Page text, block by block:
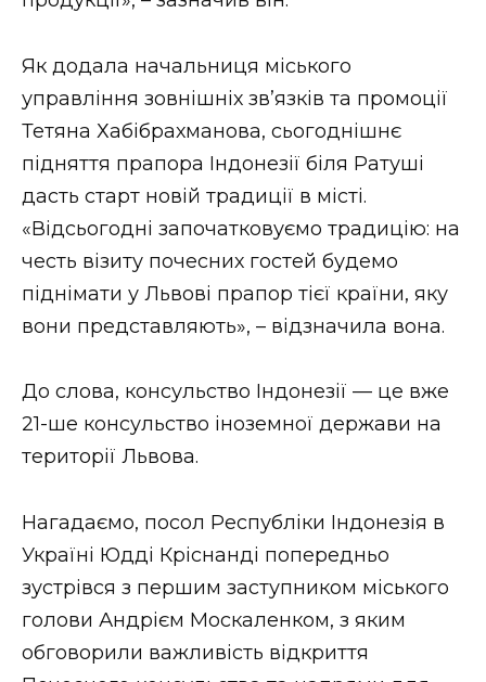
Як додала начальниця міського
управління зовнішніх зв’язків та промоції
Тетяна Хабібрахманова, сьогоднішнє
підняття прапора Індонезії біля Ратуші
дасть старт новій традиції в місті.
«Відсьогодні започатковуємо традицію: на
честь візиту почесних гостей будемо
піднімати у Львові прапор тієї країни, яку
вони представляють», – відзначила вона.
До слова, консульство Індонезії — це вже
21-ше консульство іноземної держави на
території Львова.
Нагадаємо, посол Республіки Індонезія в
Україні Юдді Кріснанді попередньо
зустрівся з першим заступником міського
голови Андрієм Москаленком, з яким
обговорили важливість відкриття